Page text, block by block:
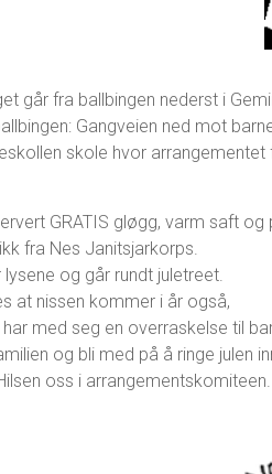
går fra ballbingen nederst i
Gangveien ned mot
skole hvor arrangementet
GRATIS gløgg, varm saft og
fra Nes Janitsjarkorps.
lysene og går rundt juletreet.
at nissen kommer i år også,
med seg en overraskelse til
og bli med på å ringe julen
oss i arrangementskomiteen.